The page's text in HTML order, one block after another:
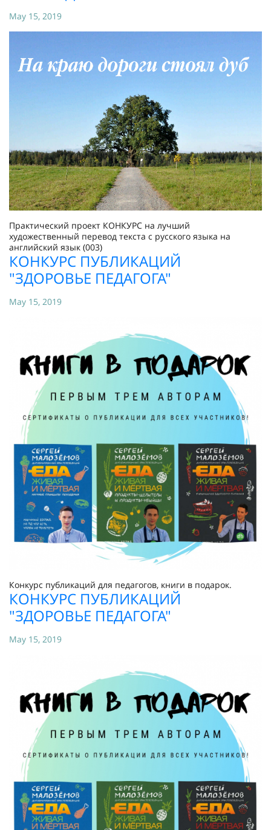
May 15, 2019
Практический проект КОНКУРС на лучший
художественный перевод текста с русского языка на
английский язык (003)
КОНКУРС ПУБЛИКАЦИЙ
"ЗДОРОВЬЕ ПЕДАГОГА"
May 15, 2019
Конкурс публикаций для педагогов, книги в подарок.
КОНКУРС ПУБЛИКАЦИЙ
"ЗДОРОВЬЕ ПЕДАГОГА"
May 15, 2019